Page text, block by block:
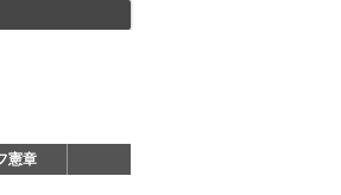
憲章